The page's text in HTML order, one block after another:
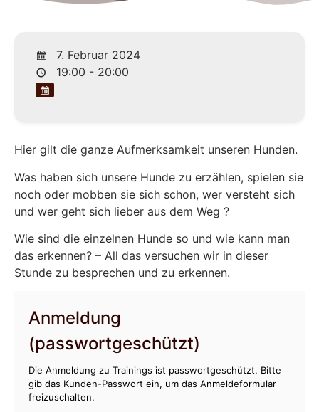
7. Februar 2024
19:00 - 20:00
Hier gilt die ganze Aufmerksamkeit unseren Hunden.
Was haben sich unsere Hunde zu erzählen, spielen sie
noch oder mobben sie sich schon, wer versteht sich
und wer geht sich lieber aus dem Weg ?
Wie sind die einzelnen Hunde so und wie kann man
das erkennen? – All das versuchen wir in dieser
Stunde zu besprechen und zu erkennen.
Anmeldung
(passwortgeschützt)
Die Anmeldung zu Trainings ist passwortgeschützt. Bitte
gib das Kunden-Passwort ein, um das Anmeldeformular
freizuschalten.